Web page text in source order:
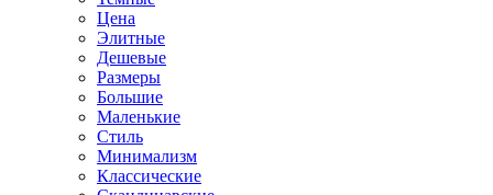
Цена
Элитные
Дешевые
Размеры
Большие
Маленькие
Стиль
Минимализм
Классические